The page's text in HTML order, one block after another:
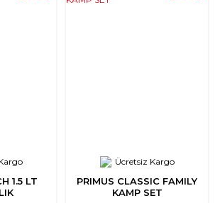
1.5 LT
Ücretsiz Kargo
PRIMUS CLASSIC FAMILY
KAMP SET